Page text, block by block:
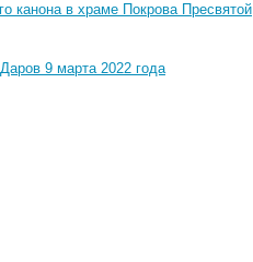
канона в храме Покрова Пресвятой
9 марта 2022 года